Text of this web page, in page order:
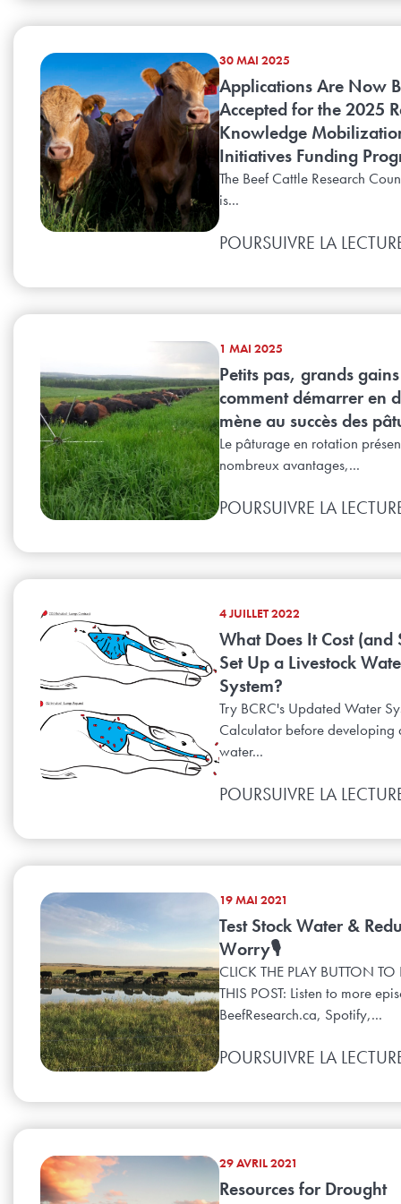
30 MAI 2025
Applications Are Now
Accepted for the 2025
Knowledge
Initiatives Funding
The Beef Cattle Research
is...
POURSUIVRE LA
1 MAI 2025
Petits pas, grands
comment démarrer en
mène au succès des
Le pâturage en rotation
nombreux avantages,...
POURSUIVRE LA
4 JUILLET 2022
What Does It Cost (and
Set Up a Livestock
System?
Try BCRC's Updated Water
Calculator before developing
water...
POURSUIVRE LA
19 MAI 2021
Test Stock Water &
Worry🎙️
CLICK THE PLAY BUTTON TO
THIS POST: Listen to more
BeefResearch.ca, Spotify,...
POURSUIVRE LA
29 AVRIL 2021
Resources for Drought